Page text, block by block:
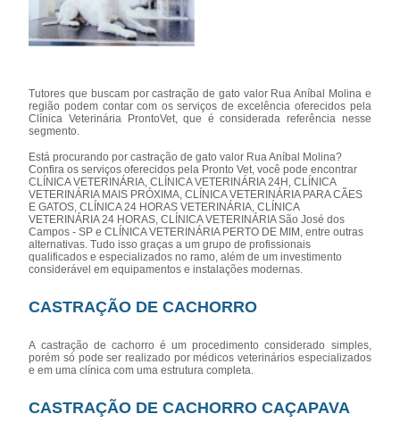
Tutores que buscam por castração de gato valor Rua Aníbal Molina e
região podem contar com os serviços de excelência oferecidos pela
Clínica Veterinária ProntoVet, que é considerada referência nesse
segmento.
Está procurando por castração de gato valor Rua Aníbal Molina?
Confira os serviços oferecidos pela Pronto Vet, você pode encontrar
CLÍNICA VETERINÁRIA, CLÍNICA VETERINÁRIA 24H, CLÍNICA
VETERINÁRIA MAIS PRÓXIMA, CLÍNICA VETERINÁRIA PARA CÃES
E GATOS, CLÍNICA 24 HORAS VETERINÁRIA, CLÍNICA
VETERINÁRIA 24 HORAS, CLÍNICA VETERINÁRIA São José dos
Campos - SP e CLÍNICA VETERINÁRIA PERTO DE MIM, entre outras
alternativas. Tudo isso graças a um grupo de profissionais
qualificados e especializados no ramo, além de um investimento
considerável em equipamentos e instalações modernas.
CASTRAÇÃO DE CACHORRO
A castração de cachorro é um procedimento considerado simples,
porém só pode ser realizado por médicos veterinários especializados
e em uma clínica com uma estrutura completa.
CASTRAÇÃO DE CACHORRO CAÇAPAVA